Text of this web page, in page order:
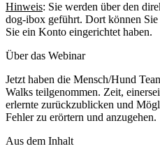
Hinweis: Sie werden über den
dog-ibox geführt. Dort können
Sie ein Konto eingerichtet haben.
Über das Webinar
Jetzt haben die Mensch/Hund
Walks teilgenommen. Zeit,
erlernte zurückzublicken und
Fehler zu erörtern und anzugehen.
Aus dem Inhalt